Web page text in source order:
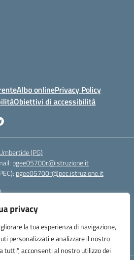
privacy
la tua esperienza di navigazione,
personalizzati e analizzare il nostro
tutti”, acconsenti al nostro utilizzo dei
Albo onlinePrivacy Policy
Obiettivi di accessibilità
(PG)
pgee05700r@istruzione.it
pgee05700r@pec.istruzione.it
(IPA): istsc_pgee05700r
UF893J